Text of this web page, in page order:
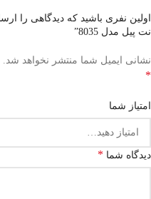
نت پیل مدل 8035”
نشانی ایمیل شما منتشر نخواهد شد.
*
امتیاز شما
دیدگاه شما *